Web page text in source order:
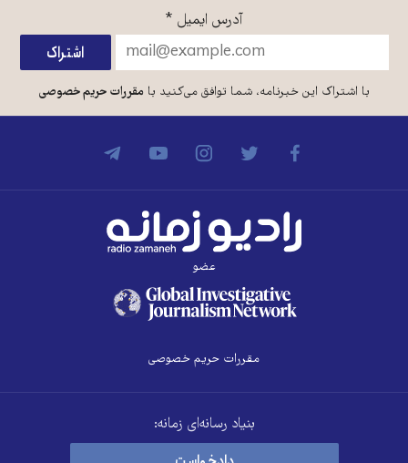
آدرس ایمیل *
با اشتراک این خبرنامه، شما توافق می‌کنید بامقررات حریم خصوصی
عضو
مقررات حریم خصوصی
بنیاد رسانه‌ای زمانه: